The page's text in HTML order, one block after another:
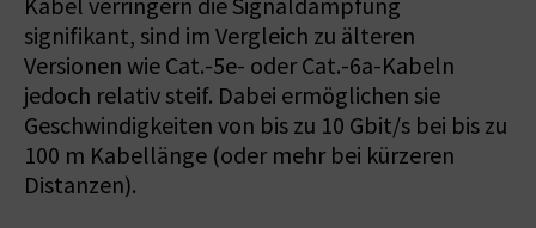
Kabel verringern die Signaldämpfung
signifikant, sind im Vergleich zu älteren
Versionen wie Cat.-5e- oder Cat.-6a-Kabeln
jedoch relativ steif. Dabei ermöglichen sie
Geschwindigkeiten von bis zu 10 Gbit/s bei bis zu
100 m Kabellänge (oder mehr bei kürzeren
Distanzen).